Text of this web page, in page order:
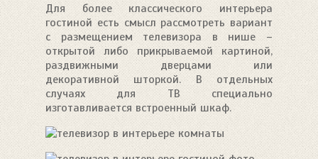
Для более классического интерьера
гостиной есть смысл рассмотреть вариант
с размещением телевизора в нише –
открытой либо прикрываемой картиной,
раздвижными дверцами или
декоративной шторкой. В отдельных
случаях для ТВ специально
изготавливается встроенный шкаф.